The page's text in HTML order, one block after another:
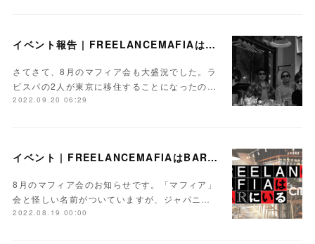
イベント報告 | FREELANCEMAFIAはBARにいるvol.26
さてさて、8月のマフィア会も大盛況でした。ラ
ビスパの2人が東京に移住することになったの…
2022.09.20 06:29
イベント | FREELANCEMAFIAはBARにいるvol.26【Day】2022.8.25
8月のマフィア会のお知らせです。「マフィア」
会と怪しい名前がついていますが、ジャパニ…
2022.08.19 00:00